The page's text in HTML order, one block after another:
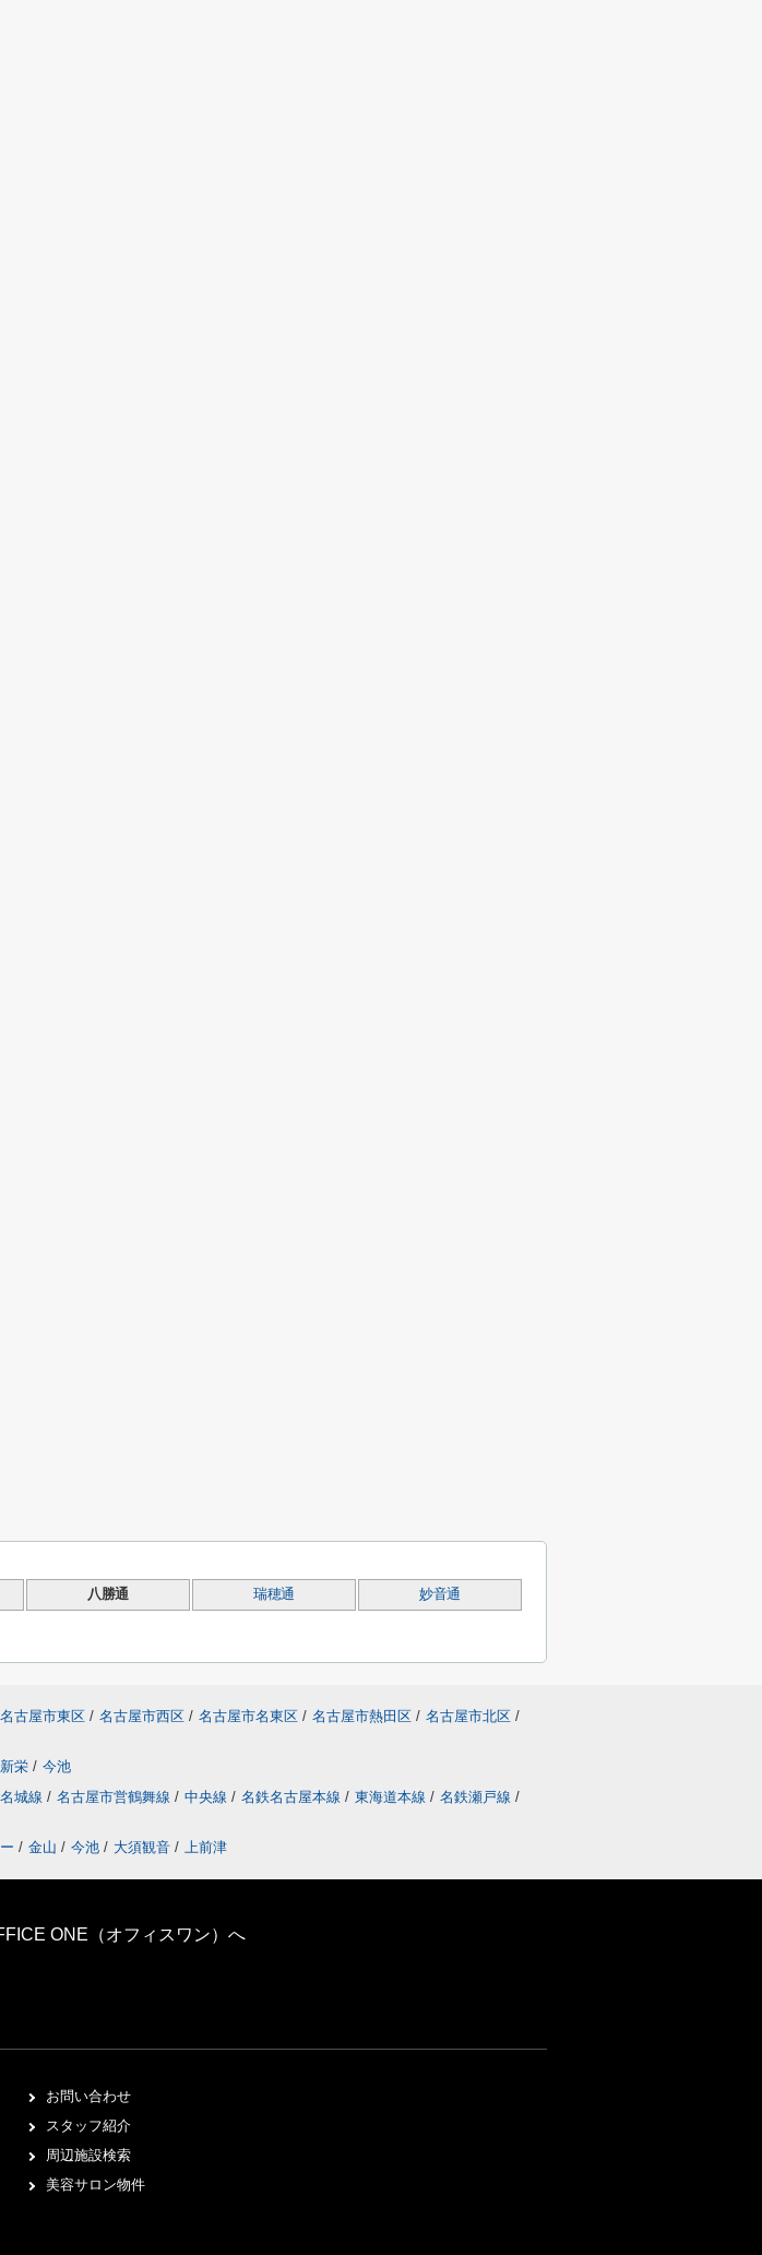
八勝通 瑞穂通 妙音通
名古屋市東区 / 名古屋市西区 / 名古屋市名東区 / 名古屋市熱田区 / 名古屋市北区 /
新栄 / 今池
城線 / 名古屋市営鶴舞線 / 中央線 / 名鉄名古屋本線 / 東海道本線 / 名鉄瀬戸線 /
/ 金山 / 今池 / 大須観音 / 上前津
ONE（オフィスワン）へ
お問い合わせ
スタッフ紹介
周辺施設検索
美容サロン物件